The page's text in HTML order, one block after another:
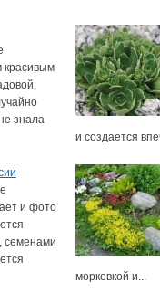
красивым
знала
и создается
и фото
семенами
морковкой и...